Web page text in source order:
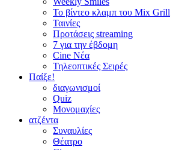
Το βίντεο κλαμπ του Mix Grill
Ταινίες
Προτάσεις streaming
7 για την έβδομη
Cine Νέα
Τηλεοπτικές Σειρές
Παίξε!
διαγωνισμοί
Quiz
Μονομαχίες
ατζέντα
Συναυλίες
Θέατρο